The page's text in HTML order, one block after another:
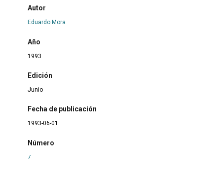
Autor
Eduardo Mora
Año
1993
Edición
Junio
Fecha de publicación
1993-06-01
Número
7